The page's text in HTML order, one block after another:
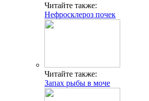
Читайте также:
Нефросклероз почек
Читайте также:
Запах рыбы в моче